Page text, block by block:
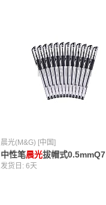
晨光(M&G) [中国]
中性笔晨光拔帽式0.5mmQ7
发货日:6天